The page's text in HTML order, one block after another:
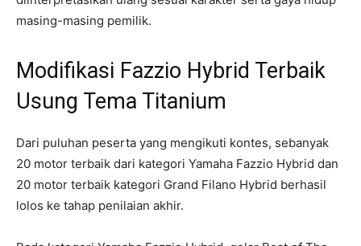
masing-masing pemilik.
Modifikasi Fazzio Hybrid Terbaik
Usung Tema Titanium
Dari puluhan peserta yang mengikuti kontes, sebanyak
20 motor terbaik dari kategori Yamaha Fazzio Hybrid dan
20 motor terbaik kategori Grand Filano Hybrid berhasil
lolos ke tahap penilaian akhir.